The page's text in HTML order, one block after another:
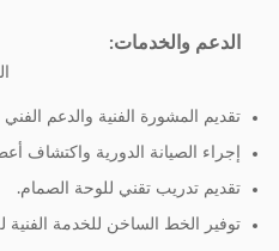
الدعم والخدمات:
تقديم المشورة الفنية والدعم
إجراء الصيانة الدورية واكتشاف
تقديم تدريب تقني للوحة الصمام.
توفير الخط الساخن للخدمة الفنية